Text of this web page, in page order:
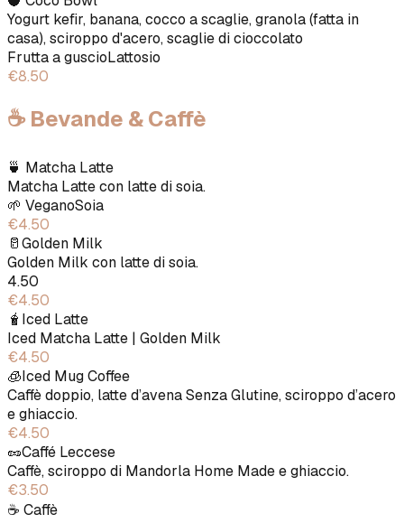
Yogurt kefir, banana, cocco a scaglie, granola (fatta in
casa), sciroppo d'acero, scaglie di cioccolato
Frutta a guscioLattosio
€8.50
☕️ Bevande & Caffè
🍵 Matcha Latte
Matcha Latte con latte di soia.
🌱 VeganoSoia
€4.50
🥛Golden Milk
Golden Milk con latte di soia.
4.50
€4.50
🧋Iced Latte
Iced Matcha Latte | Golden Milk
€4.50
🧊Iced Mug Coffee
Caffè doppio, latte d’avena Senza Glutine, sciroppo d’acero
e ghiaccio.
€4.50
🥜Caffé Leccese
Caffè, sciroppo di Mandorla Home Made e ghiaccio.
€3.50
☕️ Caffè